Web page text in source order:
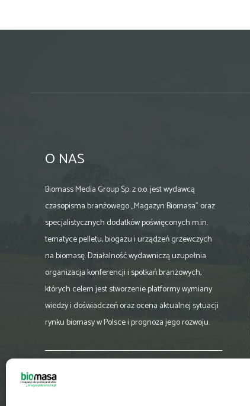
O NAS
Biomass Media Group Sp. z o.o. jest wydawcą
czasopisma branżowego „Magazyn Biomasa” oraz
specjalistycznych dodatków poświęconych m.in.
tematyce pelletu, biogazu i urządzeń grzewczych
na biomasę. Działalność wydawniczą uzupełnia
organizacja konferencji i spotkań branżowych,
których celem jest stworzenie platformy wymiany
wiedzy i doświadczeń oraz ocena aktualnej sytuacji
rynku biomasy w Polsce i prognoza jego rozwoju.
biuro@magazynbiomasa.pl